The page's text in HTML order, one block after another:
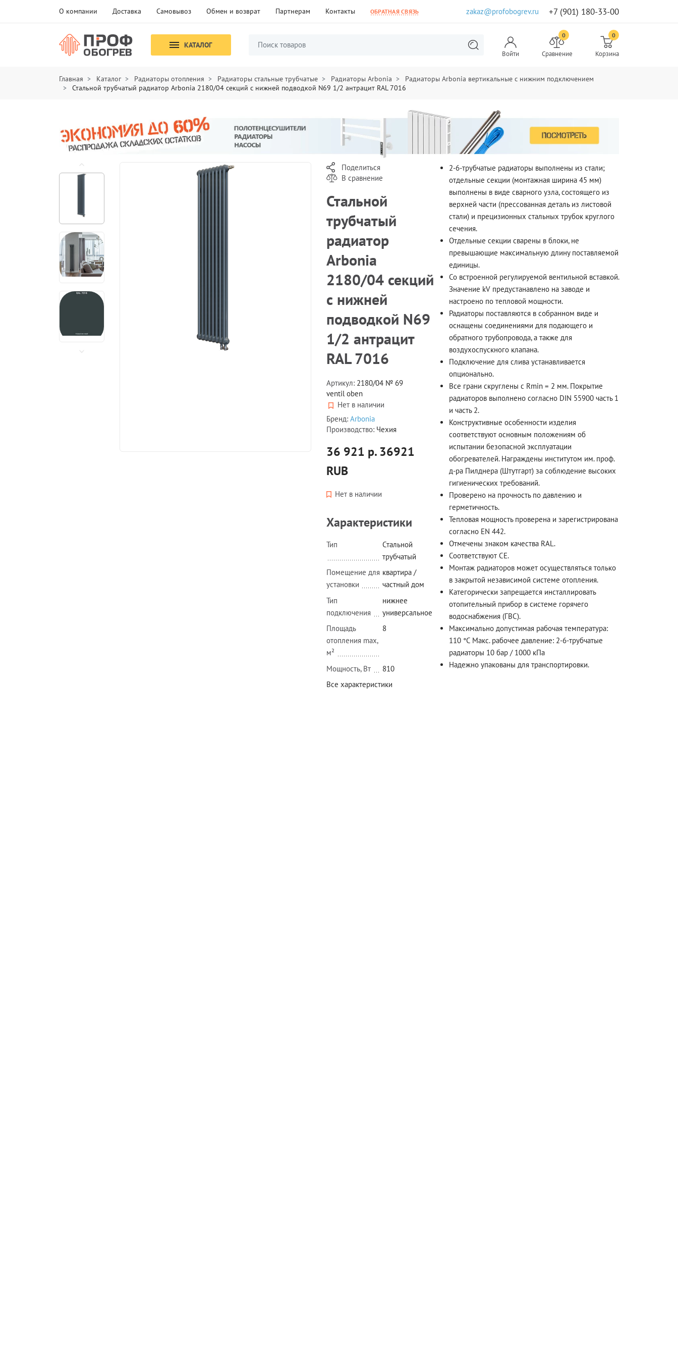
О компании Доставка Самовывоз Обмен и возврат Партнерам Контакты ОБРАТНАЯ СВЯЗЬ zakaz@profobogrev.ru +7 (901) 180-33-00
КАТАЛОГ
Войти
0
Сравнение
0
Корзина
Главная Каталог Радиаторы отопления Радиаторы стальные трубчатые Радиаторы Arbonia
Радиаторы Arbonia вертикальные с нижним подключением
Стальной трубчатый радиатор Arbonia 2180/04 секций с нижней подводкой N69 1/2 антрацит RAL 7016
Поделиться
В сравнение
Стальной
трубчатый
радиатор
Arbonia
2180/04 секций
с нижней
подводкой N69
1/2 антрацит
RAL 7016
Артикул: 2180/04 № 69
ventil oben
Нет в наличии
Бренд: Arbonia
Производство: Чехия
36 921 р. 36921
RUB
Нет в наличии
Характеристики
Тип
Стальной
трубчатый
Помещение для
установки
квартира /
частный дом
Тип
подключения
нижнее
универсальное
Площадь
отопления max,
м²
8
Мощность, Вт
810
Все характеристики
2-6-трубчатые радиаторы выполнены из стали;
отдельные секции (монтажная ширина 45 мм)
выполнены в виде сварного узла, состоящего из
верхней части (прессованная деталь из листовой
стали) и прецизионных стальных трубок круглого
сечения.
Отдельные секции сварены в блоки, не
превышающие максимальную длину поставляемой
единицы.
Со встроенной регулируемой вентильной вставкой.
Значение kV предустанавлено на заводе и
настроено по тепловой мощности.
Радиаторы поставляются в собранном виде и
оснащены соединениями для подающего и
обратного трубопровода, а также для
воздухоспускного клапана.
Подключение для слива устанавливается
опционально.
Все грани скруглены с Rmin = 2 мм. Покрытие
радиаторов выполнено согласно DIN 55900 часть 1
и часть 2.
Конструктивные особенности изделия
соответствуют основным положениям об
испытании безопасной эксплуатации
обогревателей. Награждены институтом им. проф.
д-ра Пилднера (Штутгарт) за соблюдение высоких
гигиенических требований.
Проверено на прочность по давлению и
герметичность.
Тепловая мощность проверена и зарегистрирована
согласно EN 442.
Отмечены знаком качества RAL.
Соответствуют CE.
Монтаж радиаторов может осуществляться только
в закрытой независимой системе отопления.
Категорически запрещается инсталлировать
отопительный прибор в системе горячего
водоснабжения (ГВС).
Максимально допустимая рабочая температура:
110 °C Макс. рабочее давление: 2-6-трубчатые
радиаторы 10 бар / 1000 кПа
Надежно упакованы для транспортировки.